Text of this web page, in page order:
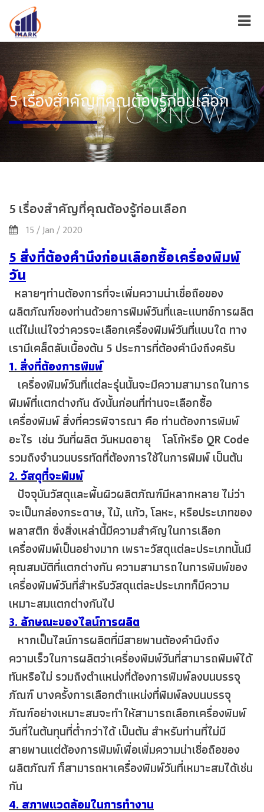
5 เรื่องสำคัญที่คุณต้องรู้ก่อนเลือก
5 เรื่องสำคัญที่คุณต้องรู้ก่อนเลือก
15 / Jan / 2020
5 สิ่งที่ต้องคำนึงก่อนเลือกซื้อเครื่องพิมพ์
วัน
หลายๆท่านต้องการที่จะเพิ่มความน่าเชื่อถือของ
ผลิตภัณฑ์ของท่านด้วยการพิมพ์วันที่และแบทช์การผลิต
แต่ไม่แน่ใจว่าควรจะเลือกเครื่องพิมพ์วันที่แบบใด ทาง
เรามีเคล็ดลับเบื้องต้น 5 ประการที่ต้องคำนึงถึงครับ
1. สิ่งที่ต้องการพิมพ์
เครื่องพิมพ์วันที่แต่ละรุ่นนั้นจะมีความสามารถในการ
พิมพ์ที่แตกต่างกัน ดังนั้นก่อนที่ท่านจะเลือกซื้อ
เครื่องพิมพ์ สิ่งที่ควรพิจารณา คือ ท่านต้องการพิมพ์
อะไร เช่น วันที่ผลิต วันหมดอายุ โลโก้หรือ QR Code
รวมถึงจำนวนบรรทัดที่ต้องการใช้ในการพิมพ์​ เป็นต้น
2. วัสดุที่จะพิมพ์
ปัจจุบันวัสดุและพื้นผิวผลิตภัณฑ์​มีหลากหลาย ไม่ว่า
จะเป็นกล่องกระดาษ, ไม้, แก้ว, โลหะ, หรือประเภทของ
พลาสติก ซึ่งสิ่งเหล่านี้มีความสำคัญในการเลือก
เครื่องพิมพ์เป็นอย่างมาก เพราะวัสดุแต่ละประเภทนั้นมี
คุณสมบัติที่แตกต่างกัน ความสามารถในการพิมพ์ของ
เครื่องพิมพ์วันที่สำหรับวัสดุแต่ละประเภทก็มีความ
เหมาะสมแตกต่างกันไป
3. ลักษณะของไลน์การผลิต
หากเป็นไลน์การผลิตที่มีสายพานต้องคำนึงถึง
ความเร็วในการผลิตว่าเครื่องพิมพ์วันที่สามารถพิมพ์ได้
ทันหรือไม่ รวมถึงตำแหน่งที่ต้องการพิมพ์ลงบนบรรจุ
ภัณฑ์ บางครั้งการเลือกตำแหน่งที่พิมพ์ลงบนบรรจุ
ภัณฑ์​อย่างเหมาะสมจะทำให้สามารถเลือกเครื่องพิมพ์
วันที่ในต้นทุนที่ต่ำกว่าได้ เป็นต้น สำหรับท่านที่ไม่มี
สายพานแต่ต้องการพิมพ์เพื่อเพิ่มความน่าเชื่อถือของ
ผลิตภัณฑ์ ก็สามารถหาเครื่องพิมพ์วันที่เหมาะสมได้เช่น
กัน
4. สภาพแวดล้อมในการทำงาน